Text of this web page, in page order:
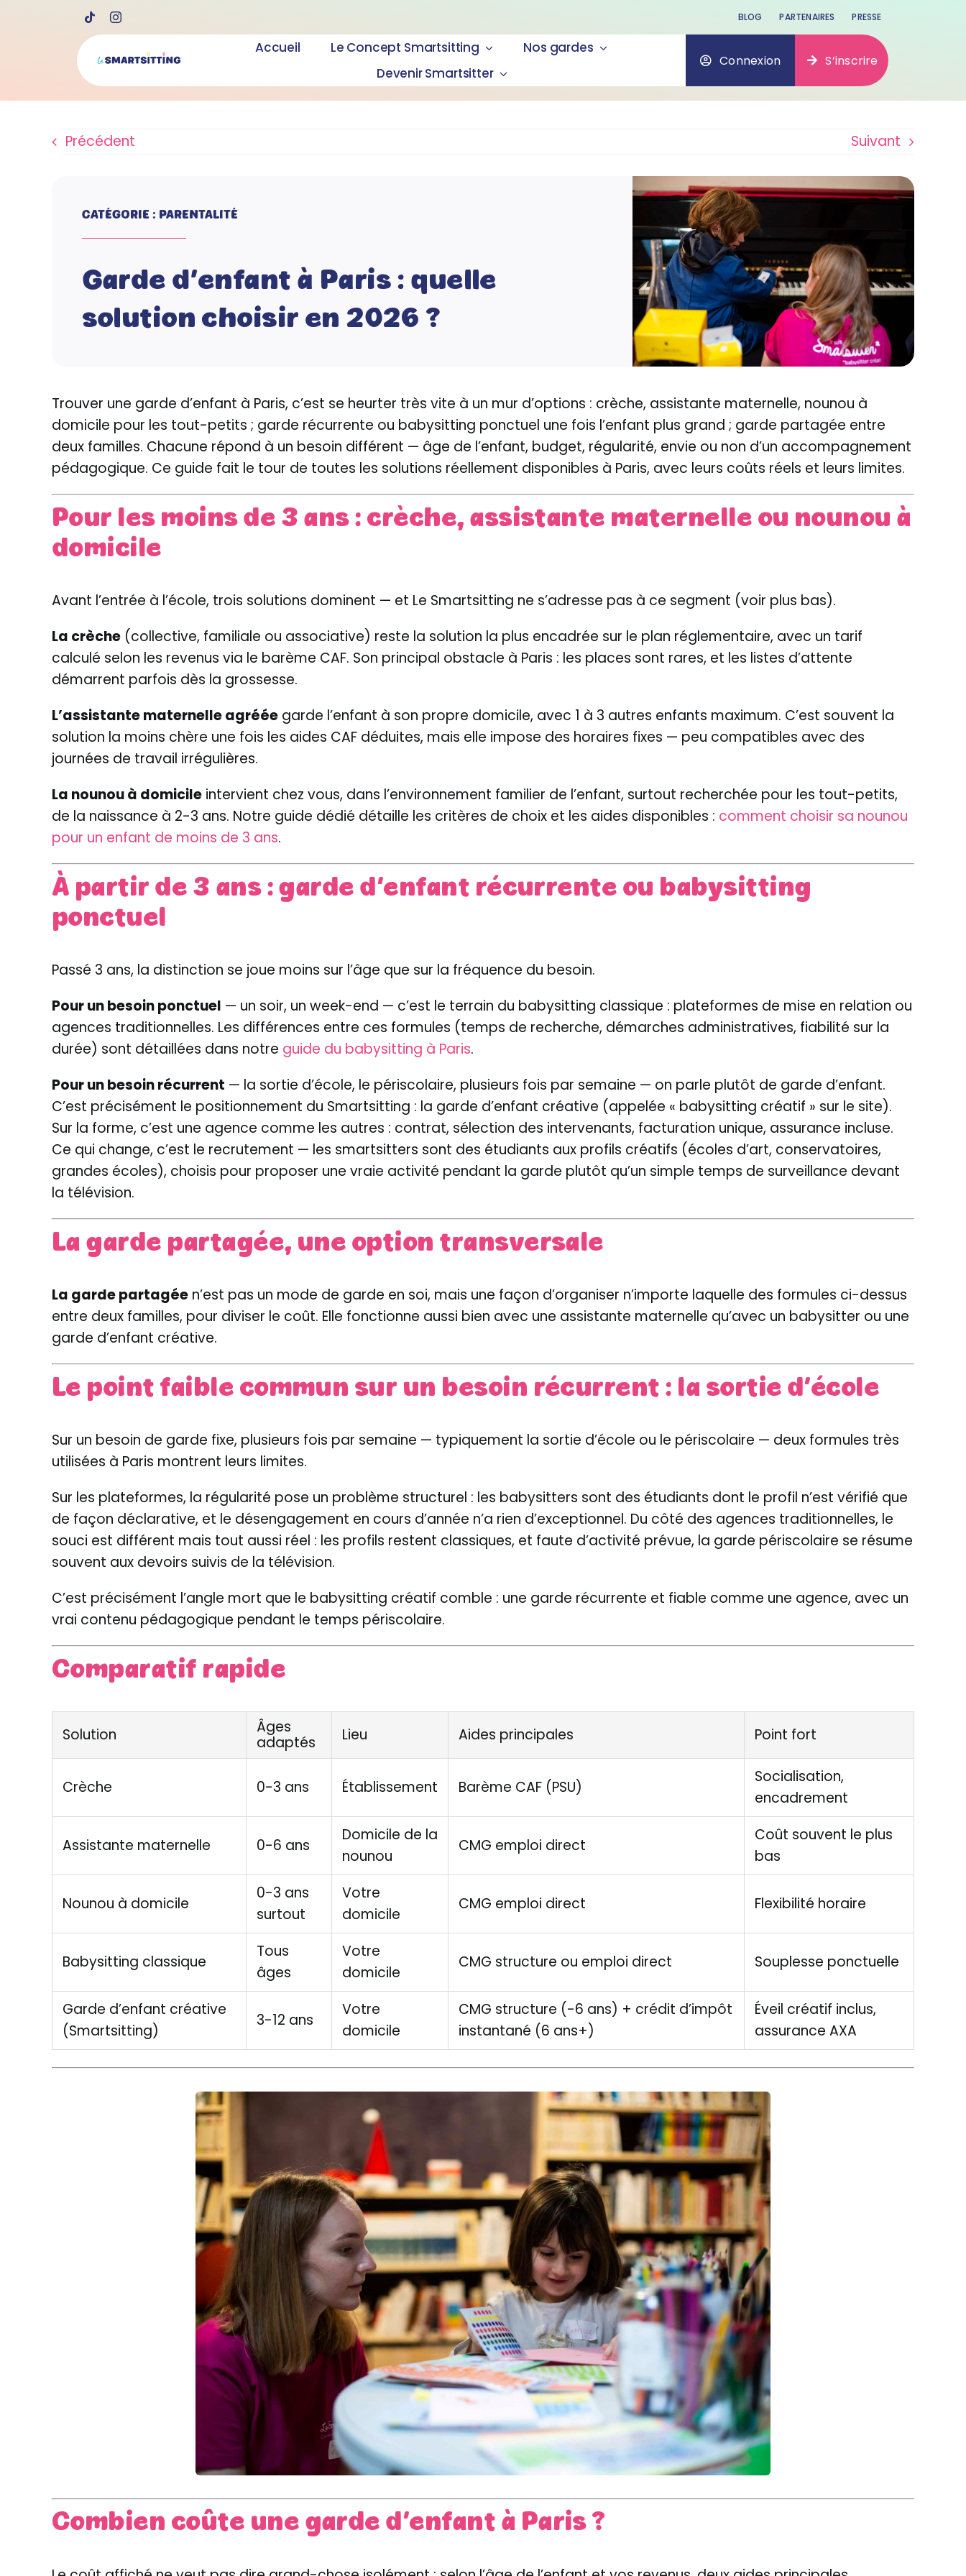
BLOG PARTENAIRES PRESSE
Accueil Le Concept Smartsitting
Nos gardes
Devenir Smartsitter
Connexion S’inscrire
Précédent Suivant
CATÉGORIE : PARENTALITÉ
Garde d’enfant à Paris : quelle
solution choisir en 2026 ?
Trouver une garde d’enfant à Paris, c’est se heurter très vite à un mur d’options : crèche, assistante maternelle, nounou à
domicile pour les tout-petits ; garde récurrente ou babysitting ponctuel une fois l’enfant plus grand ; garde partagée entre
deux familles. Chacune répond à un besoin différent — âge de l’enfant, budget, régularité, envie ou non d’un accompagnement
pédagogique. Ce guide fait le tour de toutes les solutions réellement disponibles à Paris, avec leurs coûts réels et leurs limites.
Pour les moins de 3 ans : crèche, assistante maternelle ou nounou à
domicile
Avant l’entrée à l’école, trois solutions dominent — et Le Smartsitting ne s’adresse pas à ce segment (voir plus bas).
La crèche(collective, familiale ou associative) reste la solution la plus encadrée sur le plan réglementaire, avec un tarif
calculé selon les revenus via le barème CAF. Son principal obstacle à Paris : les places sont rares, et les listes d’attente
démarrent parfois dès la grossesse.
L’assistante maternelle agrééegarde l’enfant à son propre domicile, avec 1 à 3 autres enfants maximum. C’est souvent la
solution la moins chère une fois les aides CAF déduites, mais elle impose des horaires fixes — peu compatibles avec des
journées de travail irrégulières.
La nounou à domicileintervient chez vous, dans l’environnement familier de l’enfant, surtout recherchée pour les tout-petits,
de la naissance à 2-3 ans. Notre guide dédié détaille les critères de choix et les aides disponibles : comment choisir sa nounou
pour un enfant de moins de 3 ans.
À partir de 3 ans : garde d’enfant récurrente ou babysitting
ponctuel
Passé 3 ans, la distinction se joue moins sur l’âge que sur la fréquence du besoin.
Pour un besoin ponctuel — un soir, un week-end — c’est le terrain du babysitting classique : plateformes de mise en relation ou
agences traditionnelles. Les différences entre ces formules (temps de recherche, démarches administratives, fiabilité sur la
durée) sont détaillées dans notre guide du babysitting à Paris.
Pour un besoin récurrent — la sortie d’école, le périscolaire, plusieurs fois par semaine — on parle plutôt de garde d’enfant.
C’est précisément le positionnement du Smartsitting : la garde d’enfant créative (appelée « babysitting créatif » sur le site).
Sur la forme, c’est une agence comme les autres : contrat, sélection des intervenants, facturation unique, assurance incluse.
Ce qui change, c’est le recrutement — les smartsitters sont des étudiants aux profils créatifs (écoles d’art, conservatoires,
grandes écoles), choisis pour proposer une vraie activité pendant la garde plutôt qu’un simple temps de surveillance devant
la télévision.
La garde partagée, une option transversale
La garde partagéen’est pas un mode de garde en soi, mais une façon d’organiser n’importe laquelle des formules ci-dessus
entre deux familles, pour diviser le coût. Elle fonctionne aussi bien avec une assistante maternelle qu’avec un babysitter ou une
garde d’enfant créative.
Le point faible commun sur un besoin récurrent : la sortie d’école
Sur un besoin de garde fixe, plusieurs fois par semaine — typiquement la sortie d’école ou le périscolaire — deux formules très
utilisées à Paris montrent leurs limites.
Sur les plateformes, la régularité pose un problème structurel : les babysitters sont des étudiants dont le profil n’est vérifié que
de façon déclarative, et le désengagement en cours d’année n’a rien d’exceptionnel. Du côté des agences traditionnelles, le
souci est différent mais tout aussi réel : les profils restent classiques, et faute d’activité prévue, la garde périscolaire se résume
souvent aux devoirs suivis de la télévision.
C’est précisément l’angle mort que le babysitting créatif comble : une garde récurrente et fiable comme une agence, avec un
vrai contenu pédagogique pendant le temps périscolaire.
Comparatif rapide
Solution
Âges
adaptés
Lieu Aides principales Point fort
Crèche 0-3 ans Établissement Barème CAF (PSU)
Socialisation,
encadrement
Assistante maternelle 0-6 ans
Domicile de la
nounou
CMG emploi direct
Coût souvent le plus
bas
Nounou à domicile
0-3 ans
surtout
Votre
domicile
CMG emploi direct Flexibilité horaire
Babysitting classique
Tous
âges
Votre
domicile
CMG structure ou emploi direct Souplesse ponctuelle
Garde d’enfant créative
(Smartsitting)
3-12 ans
Votre
domicile
CMG structure (-6 ans) + crédit d’impôt
instantané (6 ans+)
Éveil créatif inclus,
assurance AXA
Combien coûte une garde d’enfant à Paris ?